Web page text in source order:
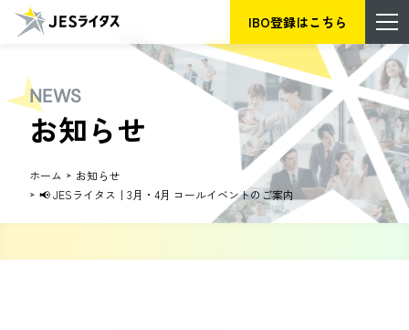
IBO登録はこちら
NEWS
お知らせ
ホーム
お知らせ
📢 JESライタス｜3月・4月 コールイベントのご案内